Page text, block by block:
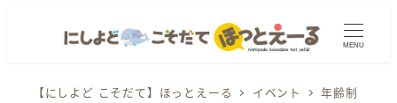
MENU
【にしよど こそだて】ほっとえーる イベント
年齢制